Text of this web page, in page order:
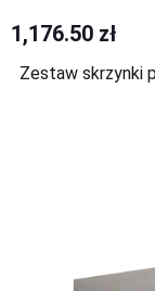
1,176.50 zł
Zestaw skrzynki